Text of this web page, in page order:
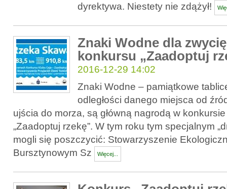
dyrektywa. Niestety nie zdążył!
Znaki Wodne dla
konkursu „Zaadoptuj
2016-12-29 14:02
Znaki Wodne – pamiątkowe
odległości danego miejsca od
ujścia do morza, są główną nagrodą w
„Zaadoptuj rzekę”. W tym roku tym specjalnym
mogli się poszczycić: Stowarzyszenie
Bursztynowym Sz
Więcej...